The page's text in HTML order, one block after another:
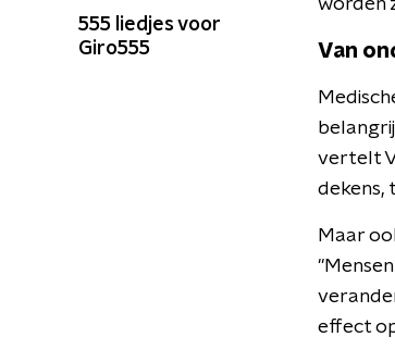
worden
Van
vertelt
dekens,
Maar
effect
555 liedjes voor
Giro555